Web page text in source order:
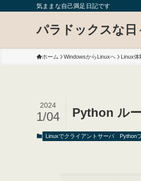
気ままな自己満足日記です
パラドックスな日
ホーム WindowsからLinuxへ Linux体
Python ル
2024
1/04
Linuxでクライアントサーバ Python